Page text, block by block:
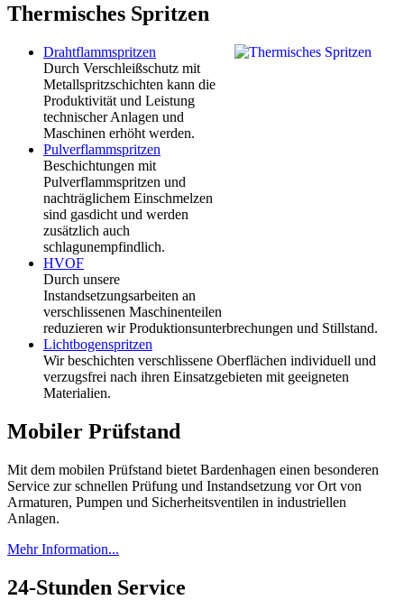
Thermisches Spritzen
Drahtflammspritzen
Durch Verschleißschutz mit
Metallspritzschichten kann die
Produktivität und Leistung
technischer Anlagen und
Maschinen erhöht werden.
Pulverflammspritzen
Beschichtungen mit
Pulverflammspritzen und
nachträglichem Einschmelzen
sind gasdicht und werden
zusätzlich auch
schlagunempfindlich.
HVOF
Durch unsere
Instandsetzungsarbeiten an
verschlissenen Maschinenteilen
reduzieren wir Produktionsunterbrechungen und Stillstand.
Lichtbogenspritzen
Wir beschichten verschlissene Oberflächen individuell und
verzugsfrei nach ihren Einsatzgebieten mit geeigneten
Materialien.
Mobiler Prüfstand
Mit dem mobilen Prüfstand bietet Bardenhagen einen besonderen
Service zur schnellen Prüfung und Instandsetzung vor Ort von
Armaturen, Pumpen und Sicherheitsventilen in industriellen
Anlagen.
Mehr Information...
24-Stunden Service